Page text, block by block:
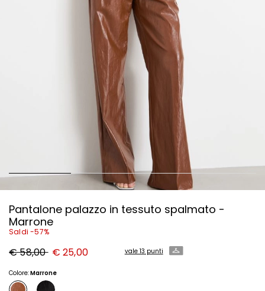
Pantalone palazzo in tessuto spalmato -
Marrone
Saldi -57%
Prezzo
originale
58,00
€ 58,00 Nuovo
prezzo
25,00
€ 25,00 vale 13 punti
Colore:Marrone